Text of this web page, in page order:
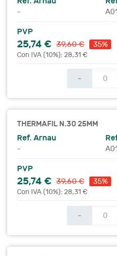
-
PVP
25,74 € 39,60 €
35%
Con IVA (10%): 28,31 €
-
THERMAFIL N.30 25MM
Ref. Arnau
-
PVP
25,74 € 39,60 €
35%
Con IVA (10%): 28,31 €
-